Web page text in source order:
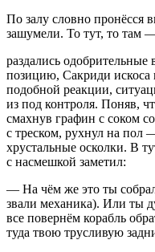
По залу словно пронёсся
зашумели. То тут, то там
раздались
позицию, Сакриди
подобной реакции,
из под контроля. Поняв,
смахнув графин с соком
с треском, рухнул на пол
хрустальные осколки. В
с насмешкой заметил:
— На чём же это ты
звали механика). Или ты
все повернём корабль
туда твою трусливую